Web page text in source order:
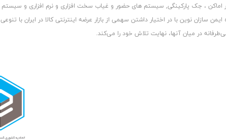
اماکن ، جک پارکینگی, سیستم های حضور و غیاب سخت افزاری و نرم افزاری و سیستم
نوین با در اختیار داشتن سهمی از بازار عرضه اینترنتی کالا در ایران با تنوعی
در میان آنها، نهایت تلاش خود را می‌‏‏کند.